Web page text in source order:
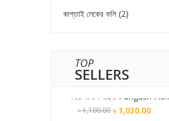
কাপ্তাই লেকের ফলি (2)
TOP
SELLERS
নদীর পাঙ্গাশ মাছ / Pangash Fish
৳1,100.00 ৳ 1,030.00